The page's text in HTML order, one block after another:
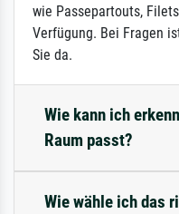
wie Passepartouts,
Verfügung. Bei Fragen
Sie da.
Wie kann ich
Raum passt?
Wie wähle ich das